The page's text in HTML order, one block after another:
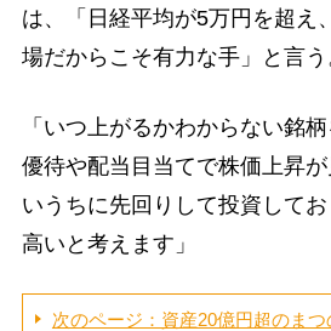
は、「日経平均が5万円を超え
場だからこそ有力な手」と言う
「いつ上がるかわからない銘
優待や配当目当てで株価上昇
いうちに先回りして投資して
高いと考えます」
次のページ：資産20億円超のま